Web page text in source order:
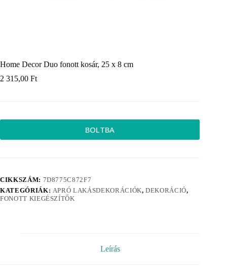
Home Decor Duo fonott kosár, 25 x 8 cm
2 315,00 Ft
BOLTBA
CIKKSZÁM: 7D8775C872F7
KATEGÓRIÁK: APRÓ LAKÁSDEKORÁCIÓK,DEKORÁCIÓ,
FONOTT KIEGÉSZÍTŐK
Leírás